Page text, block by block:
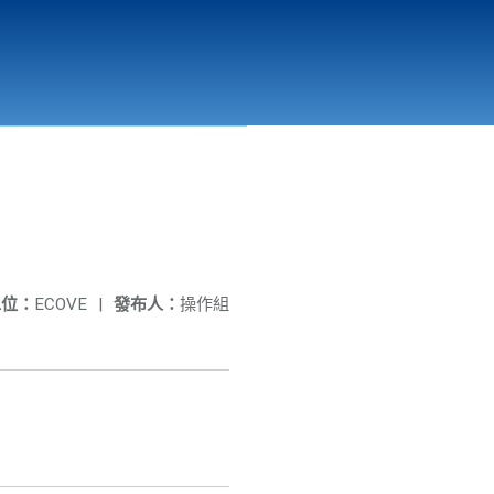
發布人： 操作組
： ECOVE |